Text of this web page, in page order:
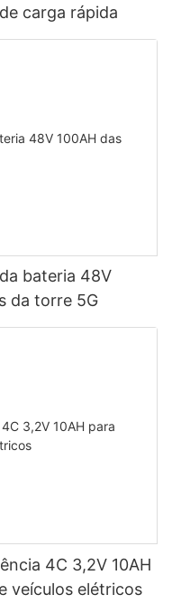
carga rápida
bateria 48V
da torre 5G
4C 3,2V 10AH
veículos elétricos